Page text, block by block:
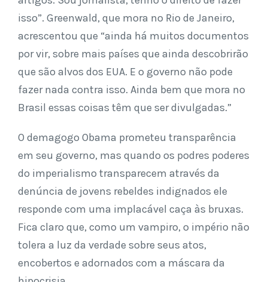
isso”. Greenwald, que mora no Rio de Janeiro,
acrescentou que “ainda há muitos documentos
por vir, sobre mais países que ainda descobrirão
que são alvos dos EUA. E o governo não pode
fazer nada contra isso. Ainda bem que mora no
Brasil essas coisas têm que ser divulgadas.”
O demagogo Obama prometeu transparência
em seu governo, mas quando os podres poderes
do imperialismo transparecem através da
denúncia de jovens rebeldes indignados ele
responde com uma implacável caça às bruxas.
Fica claro que, como um vampiro, o império não
tolera a luz da verdade sobre seus atos,
encobertos e adornados com a máscara da